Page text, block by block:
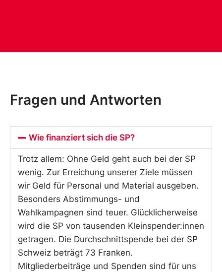
Fragen und Antworten
Wie finanziert sich die SP?
Trotz allem: Ohne Geld geht auch bei der SP
wenig. Zur Erreichung unserer Ziele müssen
wir Geld für Personal und Material ausgeben.
Besonders Abstimmungs- und
Wahlkampagnen sind teuer. Glücklicherweise
wird die SP von tausenden Kleinspender:innen
getragen. Die Durchschnittspende bei der SP
Schweiz beträgt 73 Franken.
Mitgliederbeiträge und Spenden sind für uns